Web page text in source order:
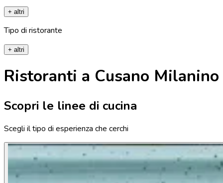
+ altri
Tipo di ristorante
+ altri
Ristoranti a Cusano Milanino
Scopri le linee di cucina
Scegli il tipo di esperienza che cerchi